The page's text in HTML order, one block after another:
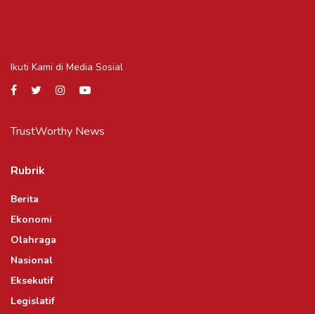
Ikuti Kami di Media Sosial
TrustWorthy News
Rubrik
Berita
Ekonomi
Olahraga
Nasional
Eksekutif
Legislatif